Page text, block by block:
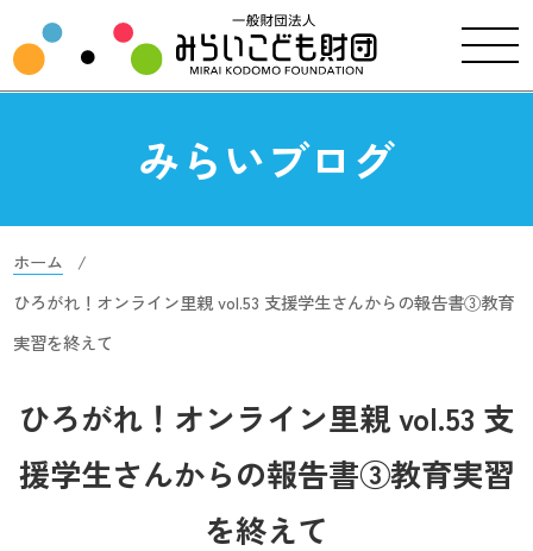
みらいブログ
ホーム
ひろがれ！オンライン里親 vol.53 支援学生さんからの報告書③教育
実習を終えて
ひろがれ！オンライン里親 vol.53 支
援学生さんからの報告書③教育実習
を終えて